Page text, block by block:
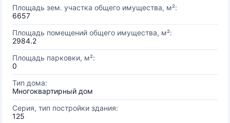
Площадь зем. участка общего имущества, м²:
6657
Площадь помещений общего имущества, м²:
2984.2
Площадь парковки, м²:
0
Тип дома:
Многоквартирный дом
Серия, тип постройки здания:
125